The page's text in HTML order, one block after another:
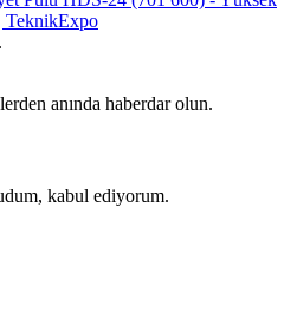
TeknikExpo
anında haberdar olun.
kabul ediyorum.